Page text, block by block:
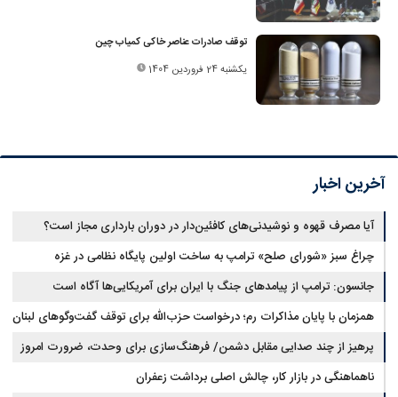
توقف صادرات عناصر خاکی کمیاب چین
یکشنبه 24 فروردین 1404
آخرین اخبار
آیا مصرف قهوه و نوشیدنی‌های کافئین‌دار در دوران بارداری مجاز است؟
چراغ سبز «شورای صلح» ترامپ به ساخت اولین پایگاه نظامی در غزه
جانسون: ترامپ از پیامدهای جنگ با ایران برای آمریکایی‌ها آگاه است
همزمان با پایان مذاکرات رم؛ درخواست حزب‌الله برای توقف گفت‌وگوهای لبنان
با اسرائیل
پرهیز از چند صدایی مقابل دشمن/ فرهنگ‌سازی برای وحدت، ضرورت امروز
کشور است
ناهماهنگی در بازار کار، چالش اصلی برداشت زعفران